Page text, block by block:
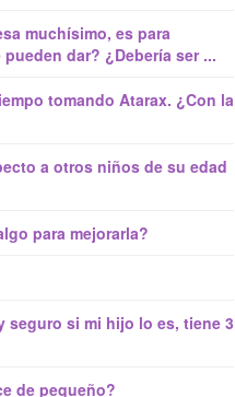
muchísimo, es para
dar? ¿Debería ser ...
tomando Atarax. ¿Con la
a otros niños de su edad
para mejorarla?
seguro si mi hijo lo es, tiene 3
de pequeño?